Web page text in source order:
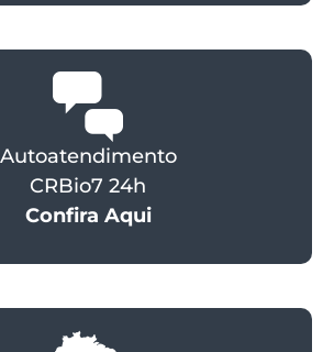
Autoatendimento
CRBio7 24h
Confira Aqui